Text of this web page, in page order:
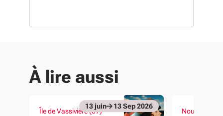
À lire aussi
Île de Vassivière (87)
évènement
Du 13 juin au 13 Sep 2026
13 juin 13Sep2026
Nouvelle-
évènement
Du 30 Mar au